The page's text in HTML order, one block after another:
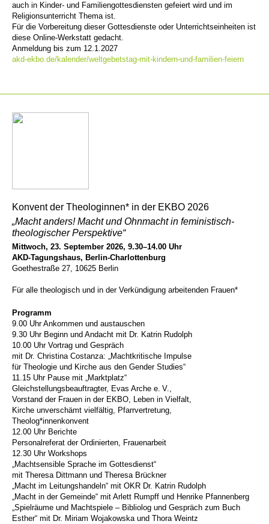
auch in Kinder- und Familiengottesdiensten gefeiert wird und im
Religionsunterricht Thema ist.
Für die Vorbereitung dieser Gottesdienste oder Unterrichtseinheiten ist
diese Online-Werkstatt gedacht.
Anmeldung bis zum 12.1.2027
akd-ekbo.de/kalender/weltgebetstag-mit-kindern-und-familien-feiern
Konvent der Theologinnen* in der EKBO 2026
„Macht anders! Macht und Ohnmacht in feministisch-
theologischer Perspektive“
Mittwoch, 23. September 2026, 9.30–14.00 Uhr
AKD-Tagungshaus, Berlin-Charlottenburg
Goethestraße 27, 10625 Berlin
Für alle theologisch und in der Verkündigung arbeitenden Frauen*
Programm
9.00 Uhr Ankommen und austauschen
9.30 Uhr Beginn und Andacht mit Dr. Katrin Rudolph
10.00 Uhr Vortrag und Gespräch
mit Dr. Christina Costanza: „Machtkritische Impulse
für Theologie und Kirche aus den Gender Studies“
11.15 Uhr Pause mit „Marktplatz“
Gleichstellungsbeauftragter, Evas Arche e. V.,
Vorstand der Frauen in der EKBO, Leben in Vielfalt,
Kirche unverschämt vielfältig, Pfarrvertretung,
Theolog*innenkonvent
12.00 Uhr Berichte
Personalreferat der Ordinierten, Frauenarbeit
12.30 Uhr Workshops
„Machtsensible Sprache im Gottesdienst“
mit Theresa Dittmann und Theresa Brückner
„Macht im Leitungshandeln“ mit OKR Dr. Katrin Rudolph
„Macht in der Gemeinde“ mit Arlett Rumpff und Henrike Pfannenberg
„Spielräume und Machtspiele – Bibliolog und Gespräch zum Buch
Esther“ mit Dr. Miriam Wojakowska und Thora Weintz